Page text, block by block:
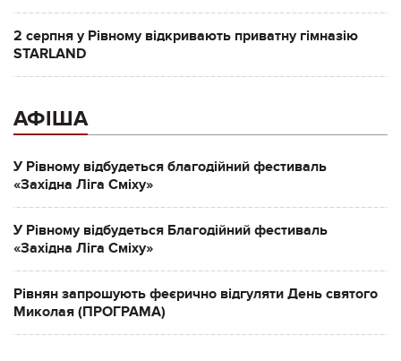
2 серпня у Рівному відкривають приватну гімназію
STARLAND
АФІША
У Рівному відбудеться благодійний фестиваль
«Західна Ліга Сміху»
У Рівному відбудеться Благодійний фестиваль
«Західна Ліга Сміху»
Рівнян запрошують феєрично відгуляти День святого
Миколая (ПРОГРАМА)